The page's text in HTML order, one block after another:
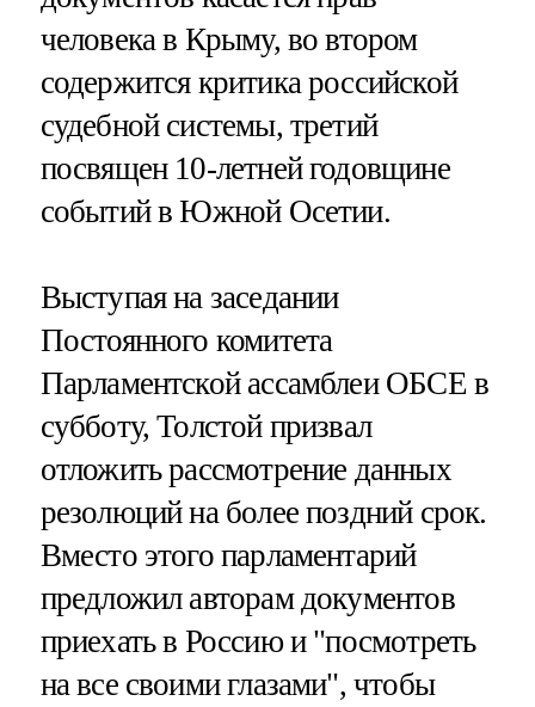
человека в Крыму, во втором
содержится критика российской
судебной системы, третий
посвящен 10-летней годовщине
событий в Южной Осетии.
Выступая на заседании
Постоянного комитета
Парламентской ассамблеи ОБСЕ в
субботу, Толстой призвал
отложить рассмотрение данных
резолюций на более поздний срок.
Вместо этого парламентарий
предложил авторам документов
приехать в Россию и "посмотреть
на все своими глазами", чтобы